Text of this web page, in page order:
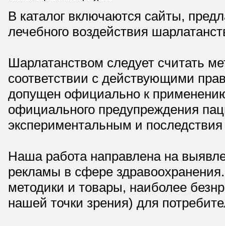
В каталог включаются сайты,
лечебного воздействия
Шарлатанством следует считать
соответствии с действующими
допущен официально к
официального предупреждения
экспериментальным и
Наша работа направлена на
рекламы в сфере
методики и товары, наиболее
нашей точки зрения) для